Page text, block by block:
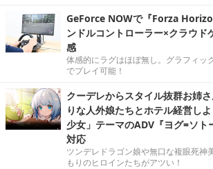
GeForce NOWで『Forza
ンドルコントローラー×クラウド
感
体感的にラグはほぼ無し。グラフィッ
でプレイ可能！
クーデレからスタイル抜群お姉
りな人外娘たちとホテル経営し
少女」テーマのADV『ヨグ=ソト
対応
ツンデレドラゴン娘や無口な複眼死神
もりのヒロインたちがアツい！